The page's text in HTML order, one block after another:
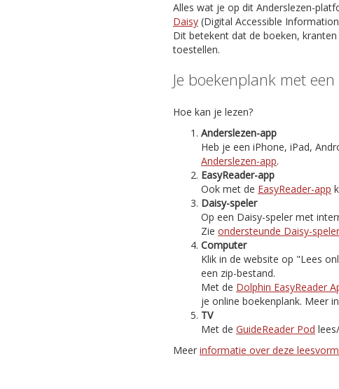
Alles wat je op dit Anderslezen-
Daisy (Digital Accessible
Dit betekent dat de boeken,
toestellen.
Je boekenplank met
Hoe kan je lezen?
Anderslezen-app
Heb je een iPhone, iPad,
Anderslezen-app.
EasyReader-app
Ook met de EasyReader-app
Daisy-speler
Op een Daisy-speler met
Zie ondersteunde Daisy-
Computer
Klik in de website op "Lees
een zip-bestand.
Met de Dolphin EasyReader
je online boekenplank. Meer
TV
Met de GuideReader Pod
Meer informatie over deze